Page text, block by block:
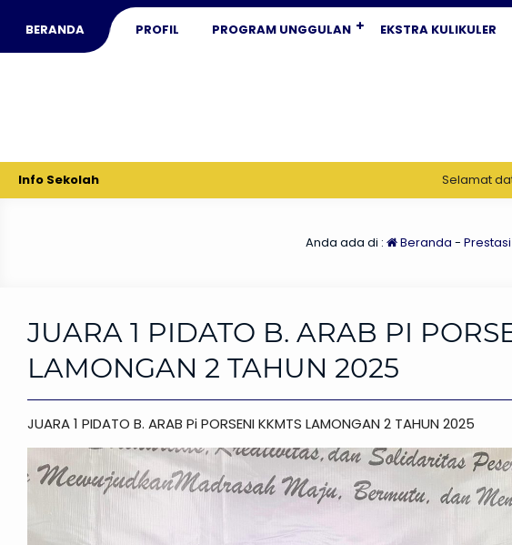
BERANDA PROFIL PROGRAM UNGGULAN EKSTRA KULIKULER
Info Sekolah Selamat datang
Anda ada di : Beranda - Prestasi
JUARA 1 PIDATO B. ARAB PI
LAMONGAN 2 TAHUN 2025
JUARA 1 PIDATO B. ARAB Pi PORSENI KKMTS LAMONGAN 2 TAHUN 2025